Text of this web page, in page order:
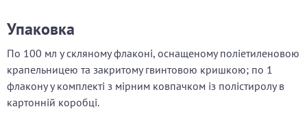
Упаковка
По 100 мл у скляному флаконі, оснащеному поліетиленовою
крапельницею та закритому гвинтовою кришкою; по 1
флакону у комплекті з мірним ковпачком із полістиролу в
картонній коробці.